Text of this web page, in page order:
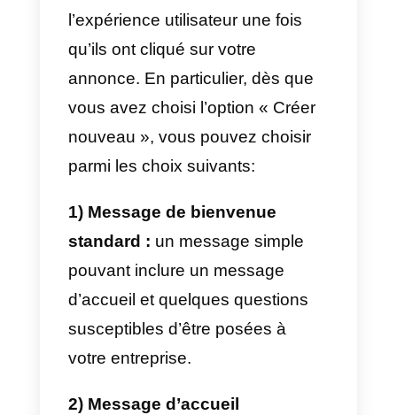
La personnalisation de l’annonce
conduisant au démarrage d’un
chat Messenger s’effectue
principalement à partir de la
troisième et dernière étape qui
conduit à la publication de
l’annonce.
Une fois que vous avez